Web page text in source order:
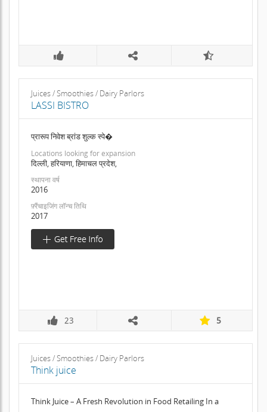
Juices / Smoothies / Dairy Parlors
LASSI BISTRO
प्रारूप निवेश ब्रांड शुल्क स्पे�
Locations looking for expansion
दिल्ली, हरियाणा, हिमाचल प्रदेश,
स्थापना वर्ष
2016
फ़्रैंचाइजिंग लॉन्च तिथि
2017
23 5
Juices / Smoothies / Dairy Parlors
Think juice
Think Juice – A Fresh Revolution in Food Retailing In a